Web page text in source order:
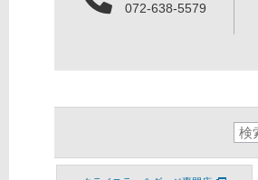
072-638-5579